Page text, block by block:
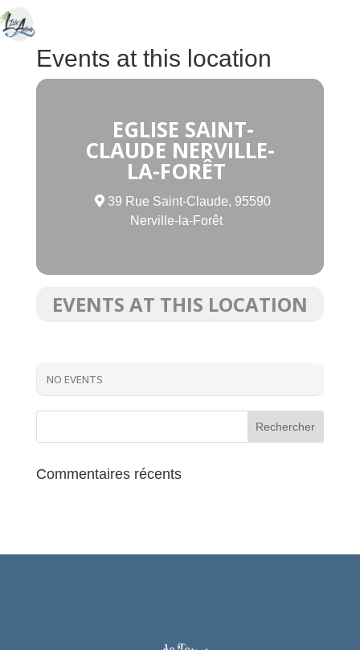
Events at this location
EGLISE SAINT-
CLAUDE NERVILLE-
LA-FORÊT
39 Rue Saint-Claude, 95590
Nerville-la-Forêt
EVENTS AT THIS LOCATION
NO EVENTS
Commentaires récents